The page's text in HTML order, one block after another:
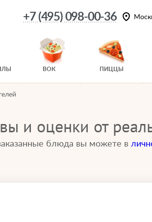
+7 (495) 098-00-36
ВОК ПИЦЦЫ
и оценки от
блюда вы можете в